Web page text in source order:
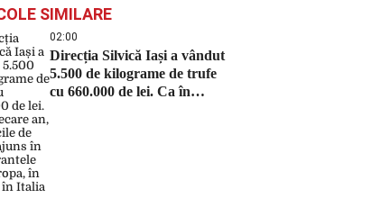
SIMILARE
02:00
Direcția Silvică Iași a vândut
5.500 de kilograme de trufe
cu 660.000 de lei. Ca în